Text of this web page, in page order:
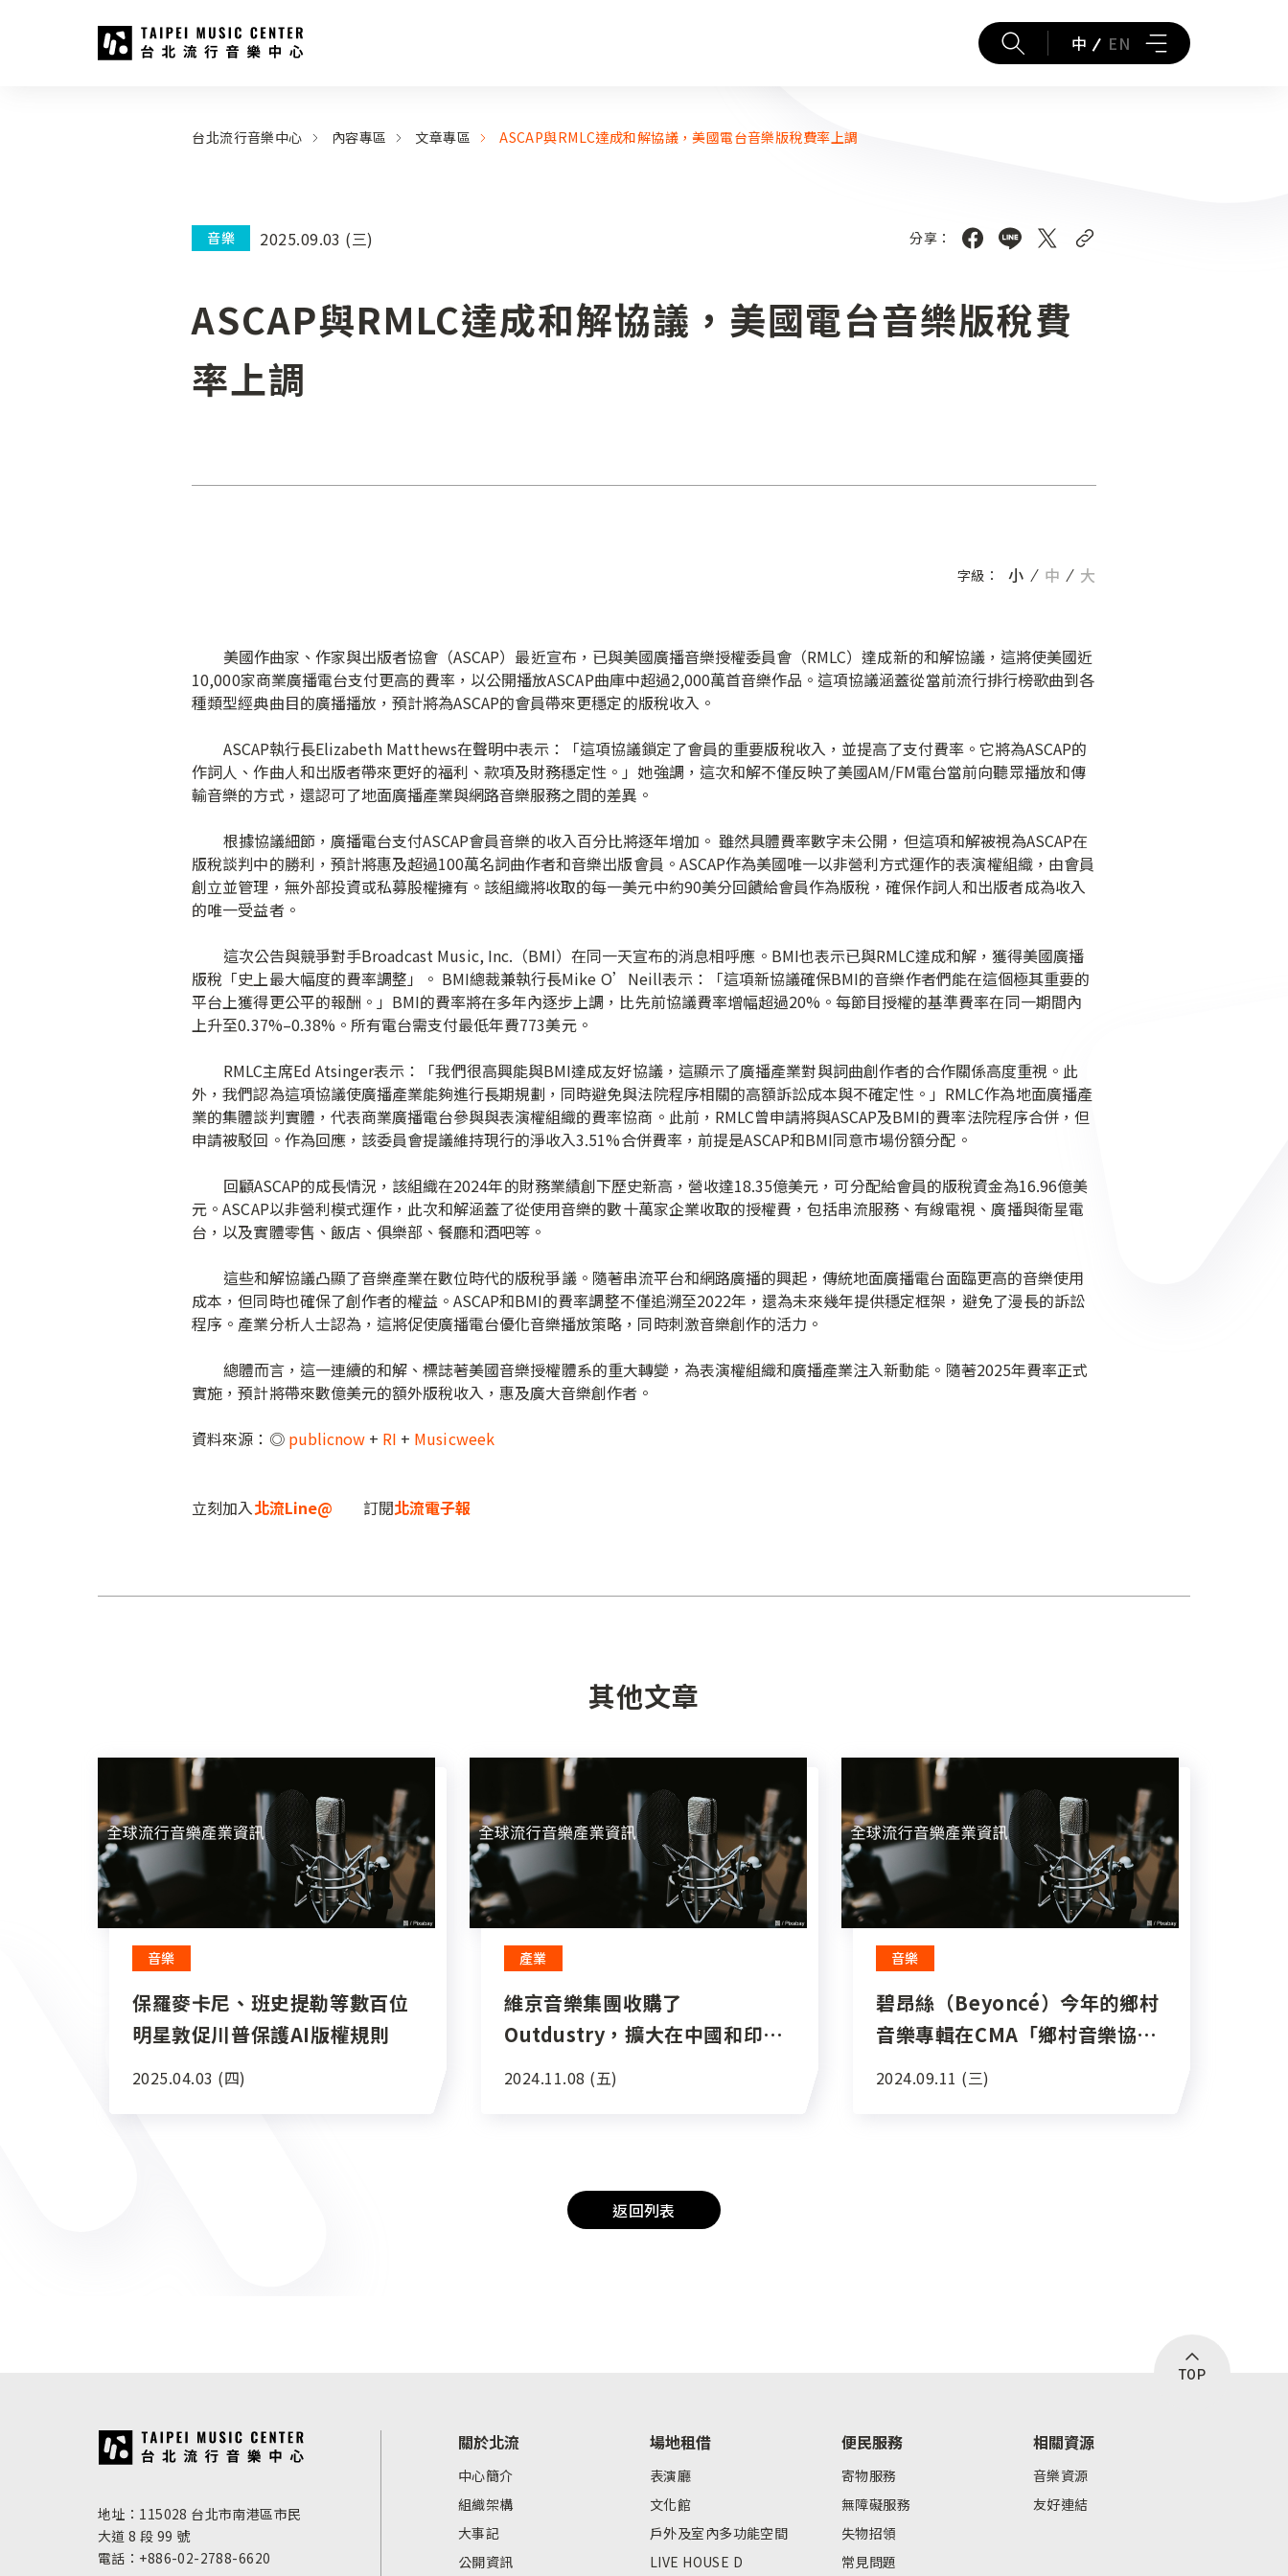
::: 中 EN
台北流行音樂中心 內容專區 文章專區 ASCAP與RMLC達成和解協議，美國電台音樂版稅費率上調
音樂 2025.09.03 (三) 分享：
ASCAP與RMLC達成和解協議，美國電台音樂版稅費
率上調
字級： 小 中 大
美國作曲家、作家與出版者協會（ASCAP）最近宣布，已與美國廣播音樂授權委員會（RMLC）達成新的和解協議，這將使美國近
10,000家商業廣播電台支付更高的費率，以公開播放ASCAP曲庫中超過2,000萬首音樂作品。這項協議涵蓋從當前流行排行榜歌曲到各
種類型經典曲目的廣播播放，預計將為ASCAP的會員帶來更穩定的版稅收入。
ASCAP執行長Elizabeth Matthews在聲明中表示：「這項協議鎖定了會員的重要版稅收入，並提高了支付費率。它將為ASCAP的
作詞人、作曲人和出版者帶來更好的福利、款項及財務穩定性。」她強調，這次和解不僅反映了美國AM/FM電台當前向聽眾播放和傳
輸音樂的方式，還認可了地面廣播產業與網路音樂服務之間的差異。
根據協議細節，廣播電台支付ASCAP會員音樂的收入百分比將逐年增加。 雖然具體費率數字未公開，但這項和解被視為ASCAP在
版稅談判中的勝利，預計將惠及超過100萬名詞曲作者和音樂出版會員。ASCAP作為美國唯一以非營利方式運作的表演權組織，由會員
創立並管理，無外部投資或私募股權擁有。該組織將收取的每一美元中約90美分回饋給會員作為版稅，確保作詞人和出版者成為收入
的唯一受益者。
這次公告與競爭對手Broadcast Music, Inc.（BMI）在同一天宣布的消息相呼應。BMI也表示已與RMLC達成和解，獲得美國廣播
版稅「史上最大幅度的費率調整」。 BMI總裁兼執行長Mike O’Neill表示：「這項新協議確保BMI的音樂作者們能在這個極其重要的
平台上獲得更公平的報酬。」BMI的費率將在多年內逐步上調，比先前協議費率增幅超過20%。每節目授權的基準費率在同一期間內
上升至0.37%–0.38%。所有電台需支付最低年費773美元。
RMLC主席Ed Atsinger表示：「我們很高興能與BMI達成友好協議，這顯示了廣播產業對與詞曲創作者的合作關係高度重視。此
外，我們認為這項協議使廣播產業能夠進行長期規劃，同時避免與法院程序相關的高額訴訟成本與不確定性。」RMLC作為地面廣播產
業的集體談判實體，代表商業廣播電台參與與表演權組織的費率協商。此前，RMLC曾申請將與ASCAP及BMI的費率法院程序合併，但
申請被駁回。作為回應，該委員會提議維持現行的淨收入3.51%合併費率，前提是ASCAP和BMI同意市場份額分配。
回顧ASCAP的成長情況，該組織在2024年的財務業績創下歷史新高，營收達18.35億美元，可分配給會員的版稅資金為16.96億美
元。ASCAP以非營利模式運作，此次和解涵蓋了從使用音樂的數十萬家企業收取的授權費，包括串流服務、有線電視、廣播與衛星電
台，以及實體零售、飯店、俱樂部、餐廳和酒吧等。
這些和解協議凸顯了音樂產業在數位時代的版稅爭議。隨著串流平台和網路廣播的興起，傳統地面廣播電台面臨更高的音樂使用
成本，但同時也確保了創作者的權益。ASCAP和BMI的費率調整不僅追溯至2022年，還為未來幾年提供穩定框架，避免了漫長的訴訟
程序。產業分析人士認為，這將促使廣播電台優化音樂播放策略，同時刺激音樂創作的活力。
總體而言，這一連續的和解、標誌著美國音樂授權體系的重大轉變，為表演權組織和廣播產業注入新動能。隨著2025年費率正式
實施，預計將帶來數億美元的額外版稅收入，惠及廣大音樂創作者。
資料來源：◎publicnow + RI + Musicweek
立刻加入北流Line@ 訂閱北流電子報
其他文章
音樂
保羅麥卡尼、班史提勒等數百位
明星敦促川普保護AI版權規則
2025.04.03 (四)
產業
維京音樂集團收購了
Outdustry，擴大在中國和印度
的業務影響力
2024.11.08 (五)
音樂
碧昂絲（Beyoncé）今年的鄉村
音樂專輯在CMA「鄉村音樂協會
獎」沒有獲得任何提名引發各界
2024.09.11 (三)
返回列表
TOP
:::
地址：115028 台北市南港區市民
大道 8 段 99 號
電話：+886-02-2788-6620
關於北流
中心簡介
組織架構
大事記
公開資訊
場地租借
表演廳
文化館
戶外及室內多功能空間
LIVE HOUSE D
便民服務
寄物服務
無障礙服務
失物招領
常見問題
相關資源
音樂資源
友好連結